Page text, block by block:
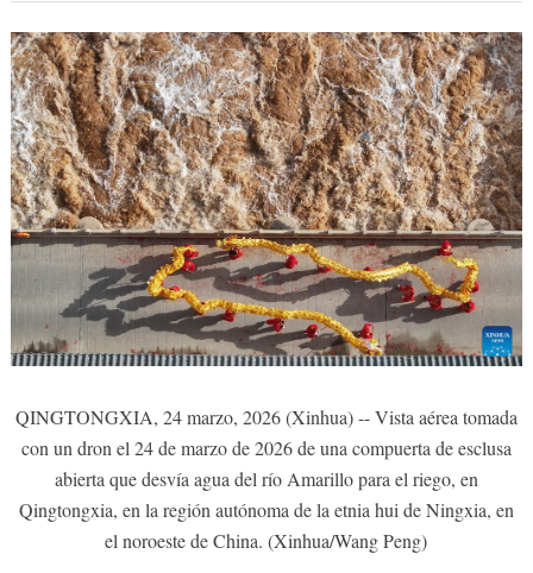
QINGTONGXIA, 24 marzo, 2026 (Xinhua) -- Vista aérea tomada
con un dron el 24 de marzo de 2026 de una compuerta de esclusa
abierta que desvía agua del río Amarillo para el riego, en
Qingtongxia, en la región autónoma de la etnia hui de Ningxia, en
el noroeste de China. (Xinhua/Wang Peng)